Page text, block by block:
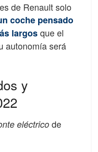
de Renault solo
coche pensado
largosque el
autonomía será
y
eléctrico de